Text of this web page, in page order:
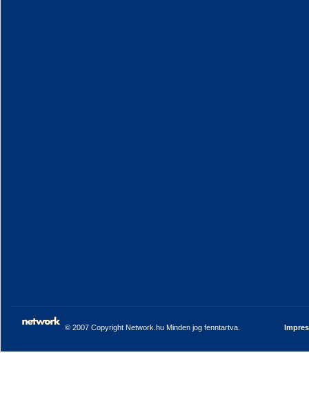
© 2007 Copyright Network.hu Minden jog fenntartva.